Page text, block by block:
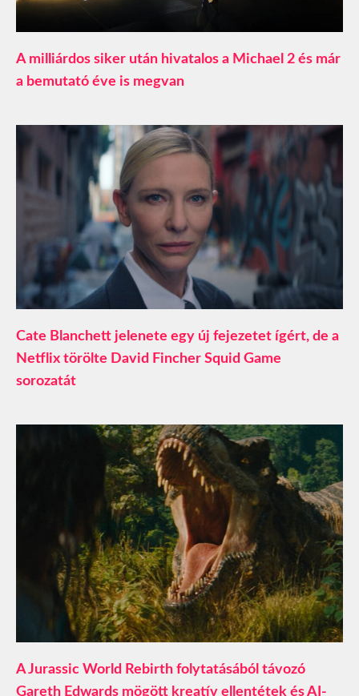
A milliárdos siker után hivatalos a Michael 2 és már
a bemutató éve is megvan
Cate Blanchett jelenete egy új fejezetet ígért, de a
Netflix törölte David Fincher Squid Game
sorozatát
A Jurassic World Rebirth folytatásából távozó
Gareth Edwards mögött kreatív ellentétek és AI-